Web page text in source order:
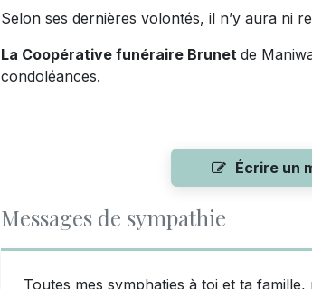
Selon ses dernières volontés, il n’y aura ni
La Coopérative funéraire Brunet de
condoléances.
Écrire un
Messages de sympathie
Toutes mes symphaties à toi et ta